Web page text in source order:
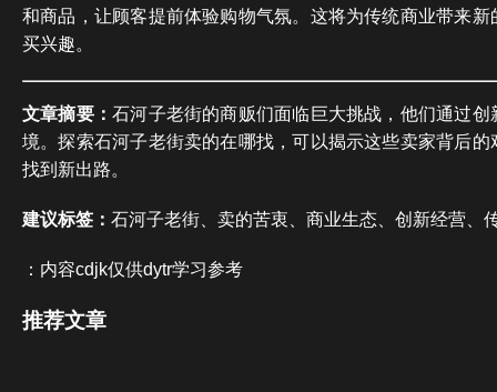
和商品，让顾客提前体验购物气氛。这将为传统商业带来
买兴趣。
文章摘要：石河子老街的商贩们面临巨大挑战，他们通过
境。探索石河子老街卖的在哪找，可以揭示这些卖家背后
找到新出路。
建议标签： 石河子老街、卖的苦衷、商业生态、创新经营、
：内容cdjk仅供dytr学习参考
推荐文章